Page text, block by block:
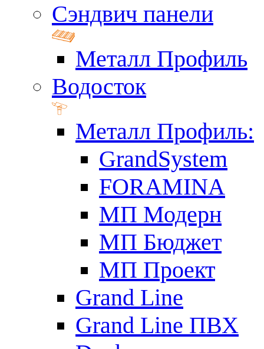
Сэндвич панели
Металл Профиль
Водосток
Металл Профиль:
GrandSystem
FORAMINA
МП Модерн
МП Бюджет
МП Проект
Grand Line
Grand Line ПВХ